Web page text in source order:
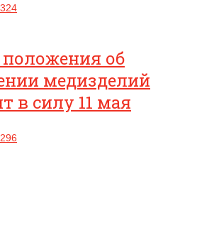
324
об
медизделий
в силу 11 мая
296